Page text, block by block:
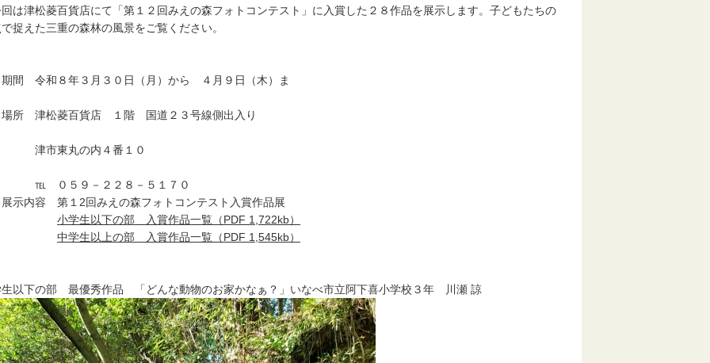
津松菱百貨店にて「第１２回みえの森フォトコンテスト」に入賞した２８作品を展示します。子どもたちの
捉えた三重の森林の風景をご覧ください。
期間 令和８年３月３０日（月）から ４月９日（木）ま
場所 津松菱百貨店 １階 国道２３号線側出入り
東丸の内４番１０
５９－２２８－５１７０
示内容 第１2回みえの森フォトコンテスト入賞作品展
小学生以下の部 入賞作品一覧（PDF 1,722kb）
中学生以上の部 入賞作品一覧（PDF 1,545kb）
生以下の部 最優秀作品 「どんな動物のお家かなぁ？」いなべ市立阿下喜小学校３年 川瀬 諒